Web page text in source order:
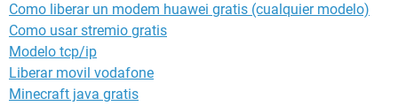
Como liberar un modem huawei gratis (cualquier modelo)
Como usar stremio gratis
Modelo tcp/ip
Liberar movil vodafone
Minecraft java gratis